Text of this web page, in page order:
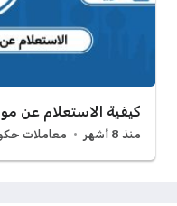
كيفية الاستعلام عن
منذ 8 أشهر معاملات